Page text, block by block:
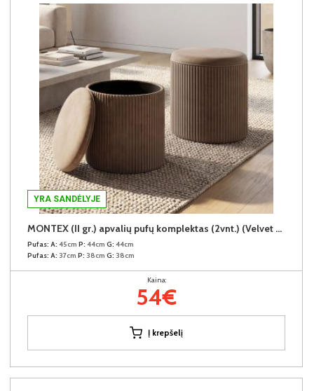
YRA SANDĖLYJE
MONTEX (II gr.) apvalių pufų komplektas (2vnt.) (Velvet #31 Rudas)
Pufas: A: 45cm P: 44cm G: 44cm
Pufas: A: 37cm P: 38cm G: 38cm
Kaina:
54€
Į krepšelį